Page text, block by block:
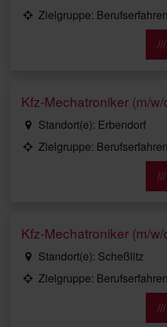
Zielgruppe:
Kfz-Mechatroniker (m/w/
Standort(e): Erbendorf
Zielgruppe:
Kfz-Mechatroniker (m/w/
Standort(e): Scheßlitz
Zielgruppe: